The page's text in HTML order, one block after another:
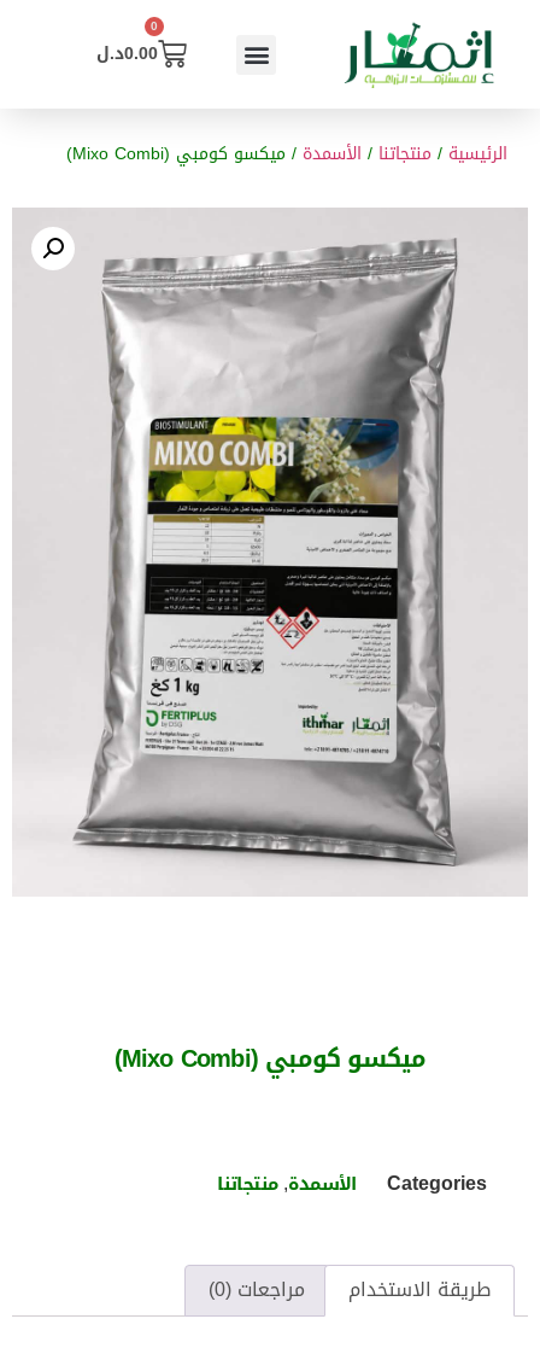
0.00د.ل
0
الرئيسية / منتجاتنا / الأسمدة / ميكسو كومبي (Mixo Combi)
ميكسو كومبي (Mixo Combi)
Categories الأسمدة,منتجاتنا
طريقة الاستخدام مراجعات (0)